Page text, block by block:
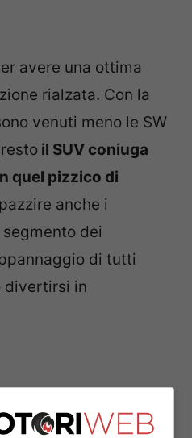
avere una ottima
rialzata. Con la
venuti meno le SW
il SUV coniuga
quel pizzico di
anche i
dei
di tutti
divertirsi in